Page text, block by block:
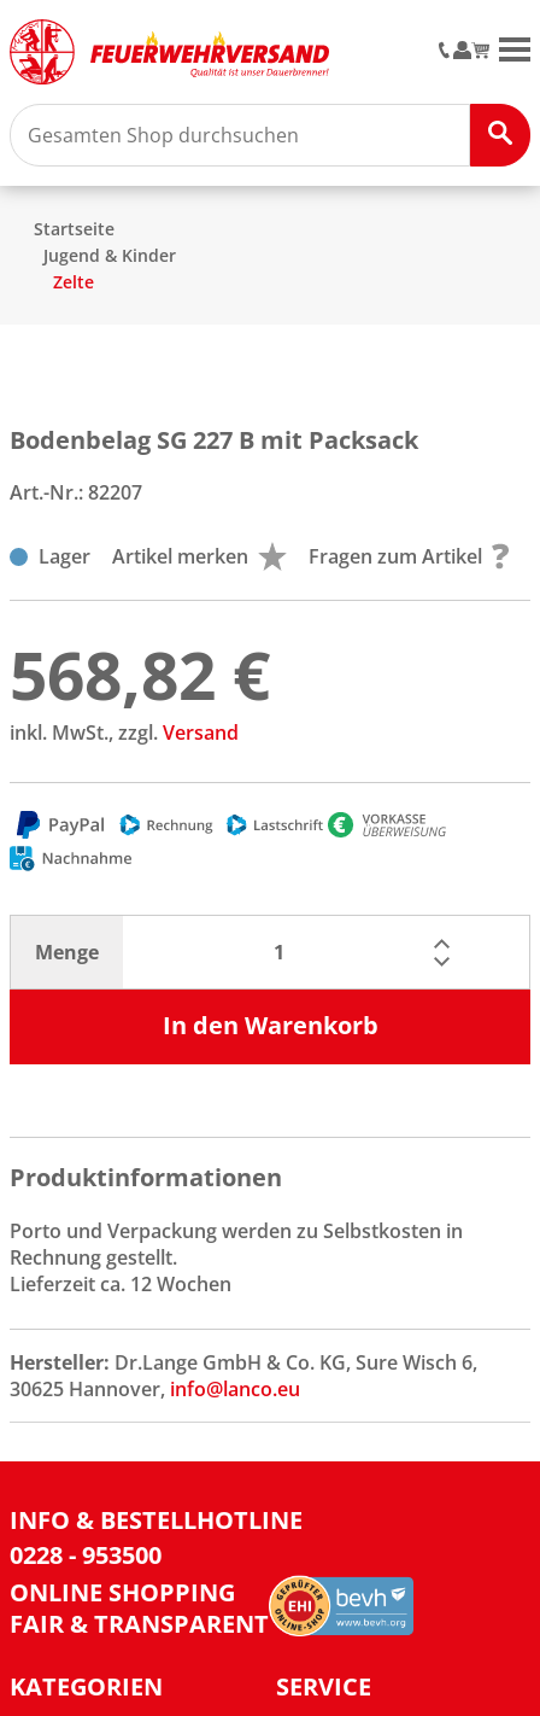
Startseite
Jugend & Kinder
Zelte
Bodenbelag SG 227 B mit Packsack
Art.-Nr.:82207
Lager Artikel merken Fragen zum Artikel
568,82 €
inkl. MwSt., zzgl.Versand
Menge
In den Warenkorb
Produktinformationen
Porto und Verpackung werden zu Selbstkosten in
Rechnung gestellt.
Lieferzeit ca. 12 Wochen
Hersteller: Dr.Lange GmbH & Co. KG, Sure Wisch 6,
30625 Hannover, info@lanco.eu
INFO & BESTELLHOTLINE
0228 - 953500
ONLINE SHOPPING
FAIR & TRANSPARENT
KATEGORIEN
SERVICE